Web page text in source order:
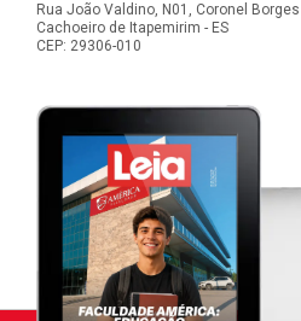
Rua João Valdino, N01, Coronel Borges
Cachoeiro de Itapemirim - ES
CEP: 29306-010